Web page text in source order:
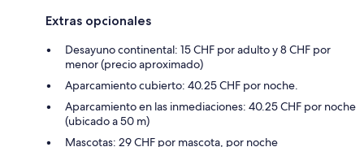
Extras opcionales
Desayuno continental: 15 CHF por adulto y 8 CHF por
menor (precio aproximado)
Aparcamiento cubierto: 40.25 CHF por noche.
Aparcamiento en las inmediaciones: 40.25 CHF por noche
(ubicado a 50 m)
Mascotas: 29 CHF por mascota, por noche